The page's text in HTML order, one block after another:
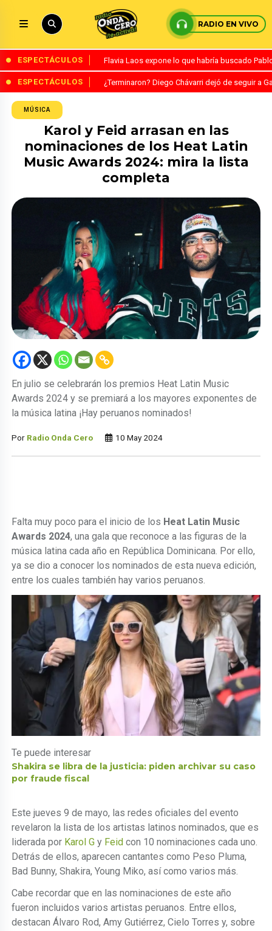
RADIO EN VIVO
ESPECTÁCULOS Flavia Laos expone lo que habría buscado
ESPECTÁCULOS ¿Terminaron? Diego Chávarri dejó de seguir a
MÚSICA
Karol y Feid arrasan en las
nominaciones de los Heat Latin
Music Awards 2024: mira la lista
completa
En julio se celebrarán los premios Heat Latin Music
Awards 2024 y se premiará a los mayores exponentes de
la música latina ¡Hay peruanos nominados!
Por Radio Onda Cero 10 May 2024
Falta muy poco para el inicio de los Heat Latin Music
Awards 2024, una gala que reconoce a las figuras de la
música latina cada año en República Dominicana. Por ello,
ya se dio a conocer los nominados de esta nueva edición,
entre los cuales también hay varios peruanos.
Te puede interesar
Shakira se libra de la justicia: piden archivar su caso
por fraude fiscal
Este jueves 9 de mayo, las redes oficiales del evento
revelaron la lista de los artistas latinos nominados, que es
liderada por Karol G y Feid con 10 nominaciones cada uno.
Detrás de ellos, aparecen cantantes como Peso Pluma,
Bad Bunny, Shakira, Young Miko, así como varios más.
Cabe recordar que en las nominaciones de este año
fueron incluidos varios artistas peruanos. Entre ellos,
destacan Álvaro Rod, Amy Gutiérrez, Cielo Torres y, sobre